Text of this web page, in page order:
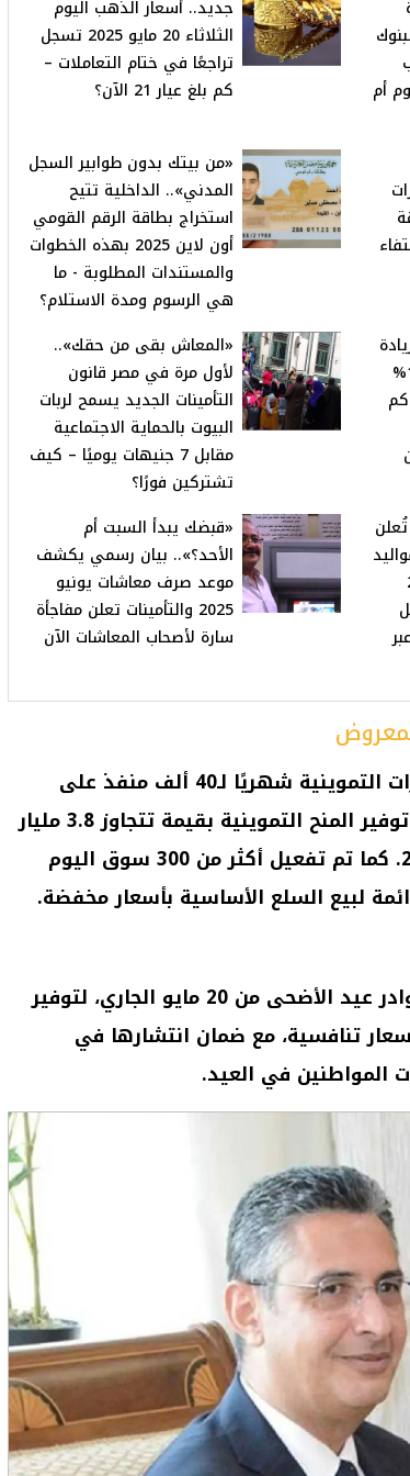
أم
جديد.. أسعار الذهب اليوم
الثلاثاء 20 مايو 2025 تسجل
تراجعًا في ختام التعاملات –
كم بلغ عيار 21 الآن؟
«من بيتك بدون طوابير السجل
المدني».. الداخلية تتيح
استخراج بطاقة الرقم القومي
أون لاين 2025 بهذه الخطوات
والمستندات المطلوبة - ما
هي الرسوم ومدة الاستلام؟
المعاشات 2025 بنسبة 15%
«المعاش بقى من حقك»..
لأول مرة في مصر قانون
التأمينات الجديد يسمح لربات
البيوت بالحماية الاجتماعية
مقابل 7 جنيهات يوميًا – كيف
تشتركين فورًا؟
«قبضك يبدأ السبت أم
الأحد؟».. بيان رسمي يكشف
موعد صرف معاشات يونيو
2025 والتأمينات تعلن مفاجأة
سارة لأصحاب المعاشات الآن
يشمل القرار تسريع صرف المقررات التموينية شهريًا لـ40 ألف منفذ على
مستوى الجمهورية، مع استمرار توفير المنح التموينية بقيمة تتجاوز 3.8 مليار
جنيه خلال مارس وحتى مايو 2025. كما تم تفعيل أكثر من 300 سوق اليوم
لبيع السلع الأساسية بأسعار مخفضة.
أعلن وزير التموين بدء تجهيز شوادر عيد الأضحى من 20 مايو الجاري، لتوفير
تنافسية، مع ضمان انتشارها في
المواطنين في العيد.